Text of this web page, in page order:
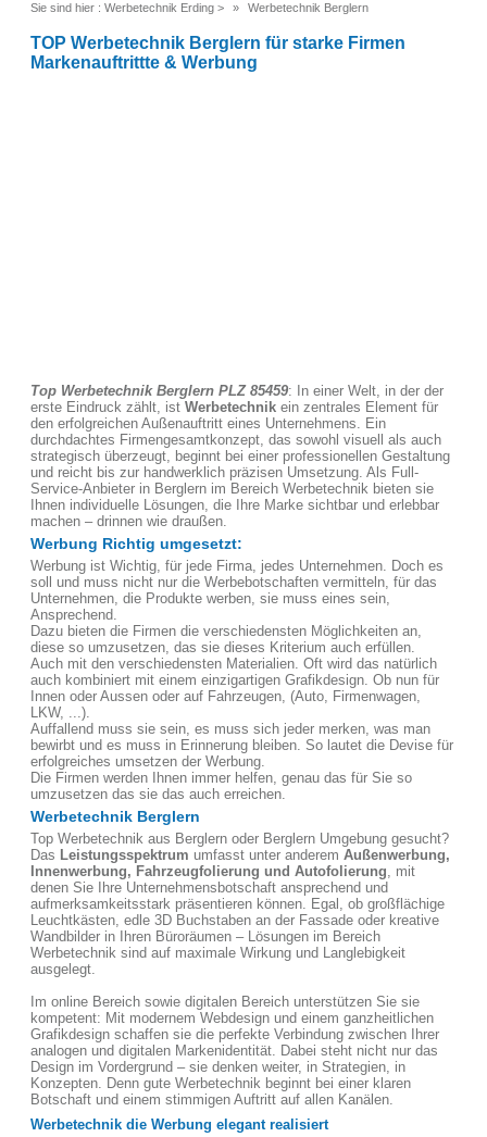
Sie sind hier : Werbetechnik Erding > Werbetechnik Berglern
TOP Werbetechnik Berglern für starke Firmen
Markenauftrittte & Werbung
Top Werbetechnik Berglern PLZ 85459: In einer Welt, in der der
erste Eindruck zählt, ist Werbetechnik ein zentrales Element für
den erfolgreichen Außenauftritt eines Unternehmens. Ein
durchdachtes Firmengesamtkonzept, das sowohl visuell als auch
strategisch überzeugt, beginnt bei einer professionellen Gestaltung
und reicht bis zur handwerklich präzisen Umsetzung. Als Full-
Service-Anbieter in Berglern im Bereich Werbetechnik bieten sie
Ihnen individuelle Lösungen, die Ihre Marke sichtbar und erlebbar
machen – drinnen wie draußen.
Werbung Richtig umgesetzt:
Werbung ist Wichtig, für jede Firma, jedes Unternehmen. Doch es
soll und muss nicht nur die Werbebotschaften vermitteln, für das
Unternehmen, die Produkte werben, sie muss eines sein,
Ansprechend.
Dazu bieten die Firmen die verschiedensten Möglichkeiten an,
diese so umzusetzen, das sie dieses Kriterium auch erfüllen.
Auch mit den verschiedensten Materialien. Oft wird das natürlich
auch kombiniert mit einem einzigartigen Grafikdesign. Ob nun für
Innen oder Aussen oder auf Fahrzeugen, (Auto, Firmenwagen,
LKW, ...).
Auffallend muss sie sein, es muss sich jeder merken, was man
bewirbt und es muss in Erinnerung bleiben. So lautet die Devise für
erfolgreiches umsetzen der Werbung.
Die Firmen werden Ihnen immer helfen, genau das für Sie so
umzusetzen das sie das auch erreichen.
Werbetechnik Berglern
Top Werbetechnik aus Berglern oder Berglern Umgebung gesucht?
Das Leistungsspektrum umfasst unter anderem Außenwerbung,
Innenwerbung, Fahrzeugfolierung und Autofolierung, mit
denen Sie Ihre Unternehmensbotschaft ansprechend und
aufmerksamkeitsstark präsentieren können. Egal, ob großflächige
Leuchtkästen, edle 3D Buchstaben an der Fassade oder kreative
Wandbilder in Ihren Büroräumen – Lösungen im Bereich
Werbetechnik sind auf maximale Wirkung und Langlebigkeit
ausgelegt.
Im online Bereich sowie digitalen Bereich unterstützen Sie sie
kompetent: Mit modernem Webdesign und einem ganzheitlichen
Grafikdesign schaffen sie die perfekte Verbindung zwischen Ihrer
analogen und digitalen Markenidentität. Dabei steht nicht nur das
Design im Vordergrund – sie denken weiter, in Strategien, in
Konzepten. Denn gute Werbetechnik beginnt bei einer klaren
Botschaft und einem stimmigen Auftritt auf allen Kanälen.
Werbetechnik die Werbung elegant realisiert